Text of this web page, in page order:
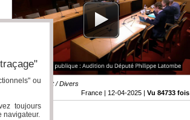
NC / Budget / Divers
France | 12-04-2025 |Vu 84733 fois
ou
toujours
navigateur.